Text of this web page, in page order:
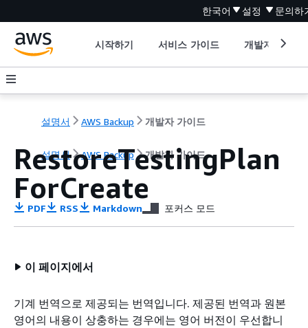
한국어 설정 문의하
시작하기 서비스 가이드 개발자 도구
설명서 AWS Backup 개발자 가이드
설명서 AWS Backup 개발자 가이드
RestoreTestingPlan
ForCreate
PDF RSS Markdown 포커스 모드
이 페이지에서
기계 번역으로 제공되는 번역입니다. 제공된 번역과 원본
영어의 내용이 상충하는 경우에는 영어 버전이 우선합니